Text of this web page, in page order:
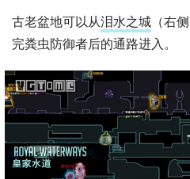
古老盆地可以从泪水之城 （右
完粪虫防御者后的通路进入。